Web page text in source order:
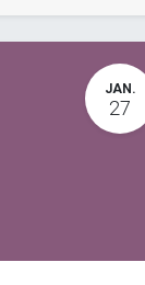
JAN.
27